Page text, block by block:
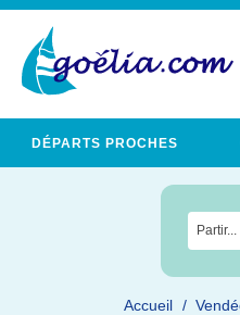
DÉPARTS PROCHES
Partir...
Accueil